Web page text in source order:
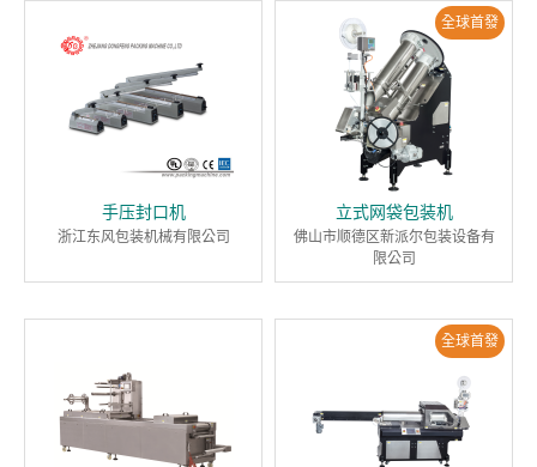
手压封口机
浙江东风包装机械有限公司
全球首發
立式网袋包装机
佛山市顺德区新派尔包装设备有
限公司
全球首發